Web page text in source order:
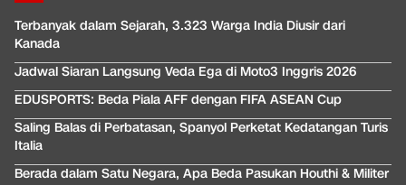
Terbanyak dalam Sejarah, 3.323 Warga India Diusir dari
Kanada
Jadwal Siaran Langsung Veda Ega di Moto3 Inggris 2026
EDUSPORTS: Beda Piala AFF dengan FIFA ASEAN Cup
Saling Balas di Perbatasan, Spanyol Perketat Kedatangan Turis
Italia
Berada dalam Satu Negara, Apa Beda Pasukan Houthi & Militer